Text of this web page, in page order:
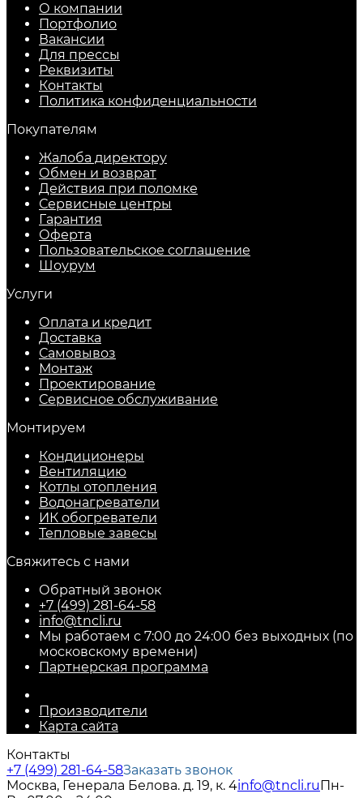
О компании
Портфолио
Вакансии
Для прессы
Реквизиты
Контакты
Политика конфиденциальности
Покупателям
Жалоба директору
Обмен и возврат
Действия при поломке
Сервисные центры
Гарантия
Оферта
Пользовательское соглашение
Шоурум
Услуги
Оплата и кредит
Доставка
Самовывоз
Монтаж
Проектирование
Сервисное обслуживание
Монтируем
Кондиционеры
Вентиляцию
Котлы отопления
Водонагреватели
ИК обогреватели
Тепловые завесы
Свяжитесь с нами
Обратный звонок
+7 (499) 281-64-58
info@tncli.ru
Мы работаем с 7:00 до 24:00 без выходных (по
московскому времени)
Партнерская программа
Производители
Карта сайта
Контакты
+7 (499) 281-64-58Заказать звонок
Москва, Генерала Белова. д. 19, к. 4info@tncli.ru Пн-